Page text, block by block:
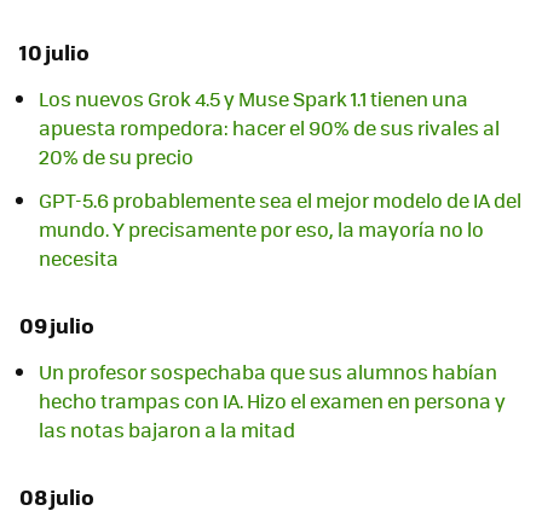
10 julio
Los nuevos Grok 4.5 y Muse Spark 1.1 tienen una
apuesta rompedora: hacer el 90% de sus rivales al
20% de su precio
GPT-5.6 probablemente sea el mejor modelo de IA del
mundo. Y precisamente por eso, la mayoría no lo
necesita
09 julio
Un profesor sospechaba que sus alumnos habían
hecho trampas con IA. Hizo el examen en persona y
las notas bajaron a la mitad
08 julio